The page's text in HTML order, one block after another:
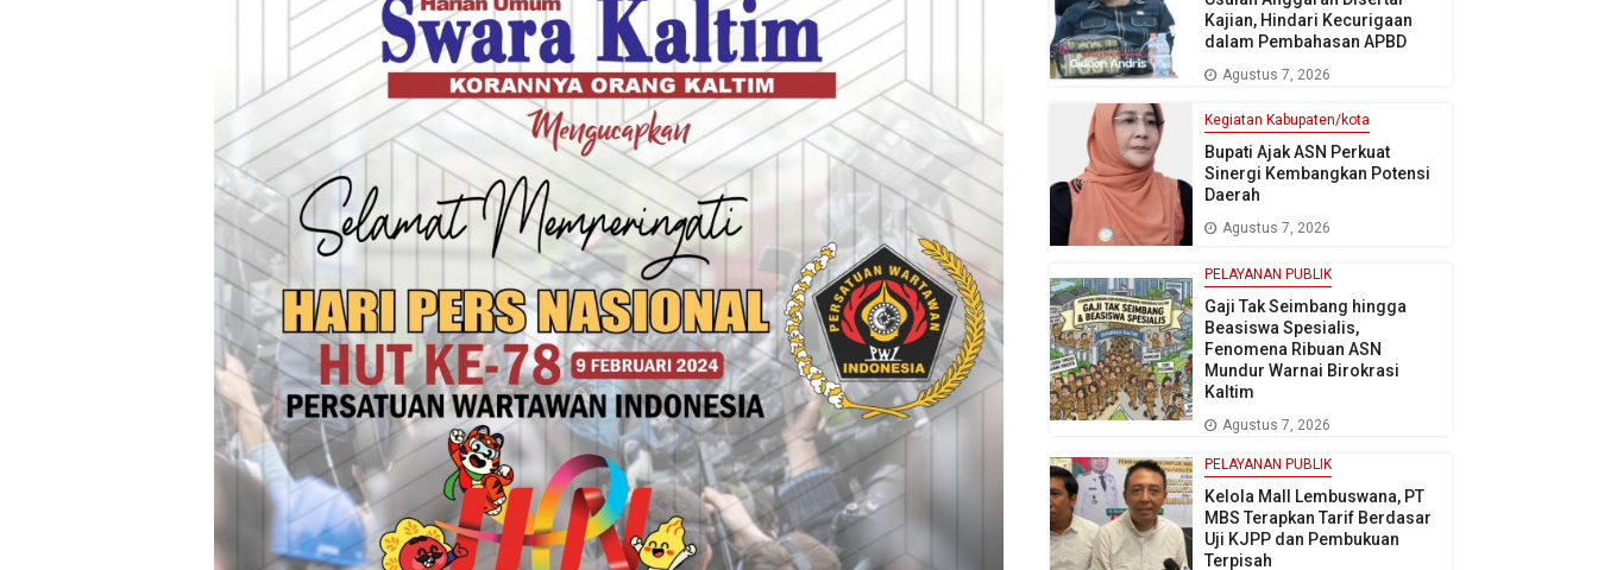
Kajian, Hindari Kecurigaan
dalam Pembahasan APBD
Agustus 7, 2026
Kegiatan Kabupaten/kota
Bupati Ajak ASN Perkuat
Sinergi Kembangkan Potensi
Daerah
Agustus 7, 2026
PELAYANAN PUBLIK
Gaji Tak Seimbang hingga
Beasiswa Spesialis,
Fenomena Ribuan ASN
Mundur Warnai Birokrasi
Kaltim
Agustus 7, 2026
PELAYANAN PUBLIK
Kelola Mall Lembuswana, PT
MBS Terapkan Tarif Berdasar
Uji KJPP dan Pembukuan
Terpisah